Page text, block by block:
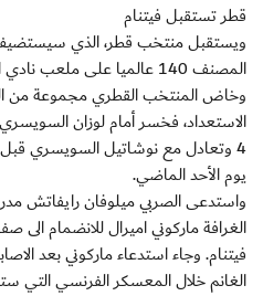
قطر تستقبل فيتنام
المصنف 140 عالميا على ملعب نادي السد في الدوحة.
وخاض المنتخب القطري مجموعة من
يوم الأحد الماضي.
واستدعى الصربي ميلوفان رايفاتش
الغرافة ماركوني اميرال للانضمام الى
فيتنام. وجاء استدعاء ماركوني بعد
الغانم خلال المعسكر الفرنسي التي